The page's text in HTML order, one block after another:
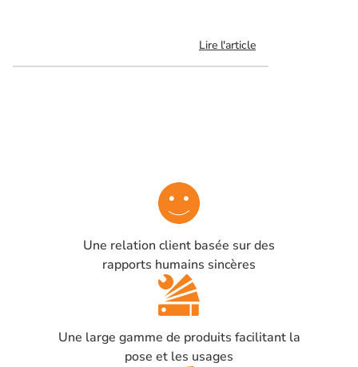
Lire l'article
Une relation client basée sur des
rapports humains sincères
Une large gamme de produits facilitant la
pose et les usages